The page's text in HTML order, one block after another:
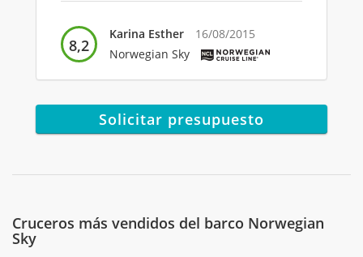
8,2
Karina Esther
16/08/2015
Norwegian Sky
La co mida y la attention del personal
Costo de entretenimiento extras y
10
14/07/2012
Solicitar presupuesto
Cruceros más vendidos del barco Norwegian
Sky